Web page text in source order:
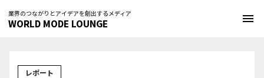
業界のつながりとアイデアを創出するメディア
WORLD MODE LOUNGE menu
レポート